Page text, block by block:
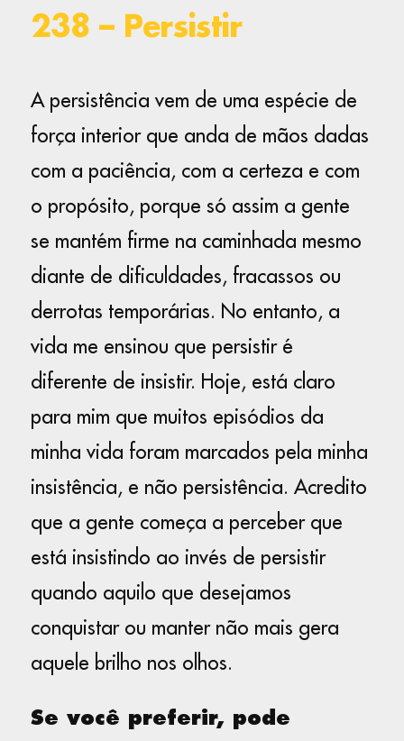
238 – Persistir
A persistência vem de uma espécie de
força interior que anda de mãos dadas
com a paciência, com a certeza e com
o propósito, porque só assim a gente
se mantém firme na caminhada mesmo
diante de dificuldades, fracassos ou
derrotas temporárias. No entanto, a
vida me ensinou que persistir é
diferente de insistir. Hoje, está claro
para mim que muitos episódios da
minha vida foram marcados pela minha
insistência, e não persistência. Acredito
que a gente começa a perceber que
está insistindo ao invés de persistir
quando aquilo que desejamos
conquistar ou manter não mais gera
aquele brilho nos olhos.
Se você preferir, pode